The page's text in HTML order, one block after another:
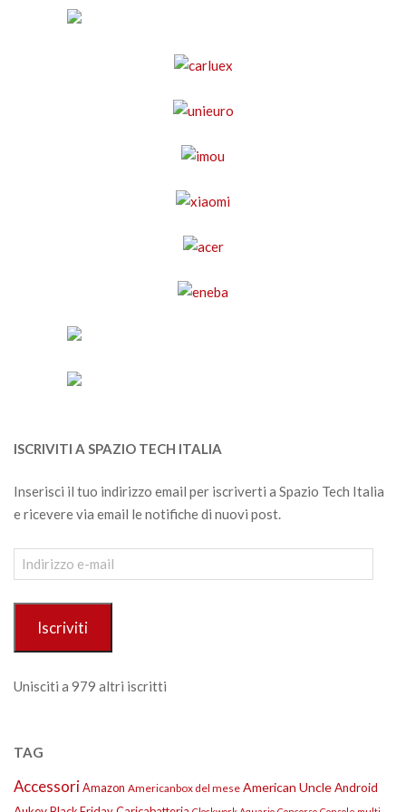
ISCRIVITI A SPAZIO TECH ITALIA
Inserisci il tuo indirizzo email per iscriverti a Spazio Tech Italia
e ricevere via email le notifiche di nuovi post.
Indirizzo
e-
Iscriviti
Unisciti a 979 altri iscritti
TAG
AccessoriAmazon Americanbox del mese American UncleAndroid